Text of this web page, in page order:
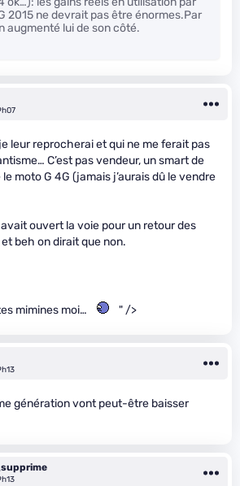
2015 ne devrait pas être énormes.Par
augmenté lui de son côté.
leur reprocherai et qui ne me ferait pas
C’est pas vendeur, un smart de
moto G 4G (jamais j’aurais dû le vendre
avait ouvert la voie pour un retour des
beh on dirait que non.
mimines moi… " />
génération vont peut-être baisser